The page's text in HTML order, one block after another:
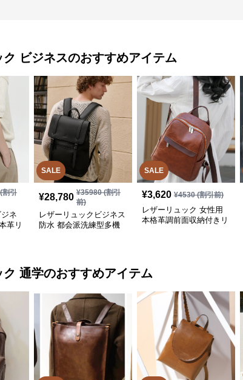
ク ビジネスのおすすめアイテム
引
ネ
革リ
SALE
¥28,780 ¥35980(割引
前)
レザーリュックビジネス
防水 都会派洗練型多機
SALE
¥3,620 ¥4530(割引前)
レザーリュック 女性用
本格革調前面収納付きリ
ク 通学のおすすめアイテム